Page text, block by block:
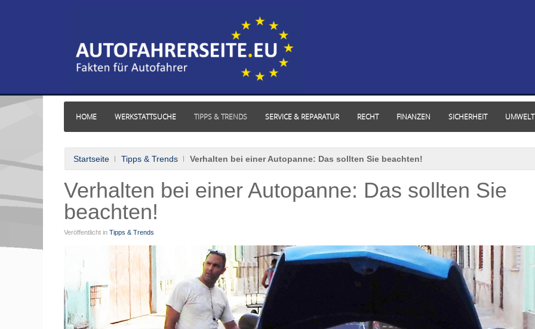
HOME WERKSTATTSUCHE TIPPS & TRENDS SERVICE & REPARATUR RECHT FINANZEN SICHERHEIT UMWELT
Startseite Tipps & Trends Verhalten bei einer Autopanne: Das sollten Sie beachten!
Verhalten bei einer Autopanne: Das sollten Sie
beachten!
Veröffentlicht in Tipps & Trends